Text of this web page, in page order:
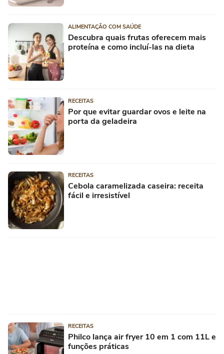
ALIMENTAÇÃO COM SAÚDE
Descubra quais frutas oferecem mais
proteína e como incluí-las na dieta
RECEITAS
Por que evitar guardar ovos e leite na
porta da geladeira
RECEITAS
Cebola caramelizada caseira: receita
fácil e irresistível
RECEITAS
Philco lança air fryer 10 em 1 com 11L e
funções práticas